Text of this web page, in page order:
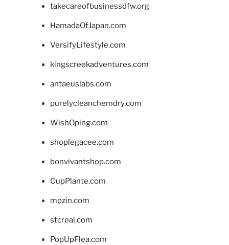
takecareofbusinessdfw.org
HamadaOfJapan.com
VersifyLifestyle.com
kingscreekadventures.com
antaeuslabs.com
purelycleanchemdry.com
WishOping.com
shoplegacee.com
bonvivantshop.com
CupPlante.com
mpzin.com
stcreal.com
PopUpFlea.com